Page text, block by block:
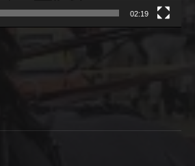
02:19